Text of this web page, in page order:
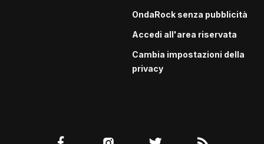
OndaRock senza pubblicità
Accedi all'area riservata
Cambia impostazioni della
privacy